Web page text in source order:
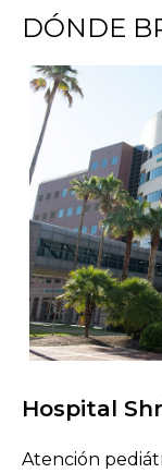
DÓNDE
Buscar centros
Hospital
Atención